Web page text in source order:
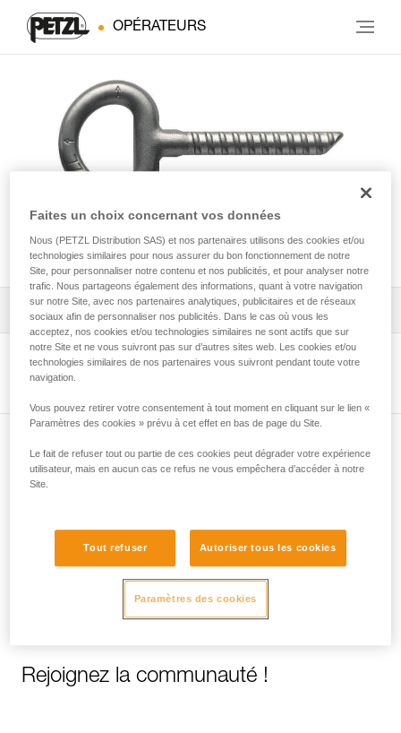
OPÉRATEURS
COLLINOX
Télécharger la notice technique (PDF)
Technical Notice
Voir la page produit
Abonnez-vous à la newsletter
et restez connecté à notre actualité
Rejoignez la communauté !
Faites un choix concernant vos données
Nous (PETZL Distribution SAS) et nos partenaires utilisons des cookies et/ou
technologies similaires pour nous assurer du bon fonctionnement de notre
Site, pour personnaliser notre contenu et nos publicités, et pour analyser notre
trafic. Nous partageons également des informations, quant à votre navigation
sur notre Site, avec nos partenaires analytiques, publicitaires et de réseaux
sociaux afin de personnaliser nos publicités. Dans le cas où vous les
acceptez, nos cookies et/ou technologies similaires ne sont actifs que sur
notre Site et ne vous suivront pas sur d’autres sites web. Les cookies et/ou
technologies similaires de nos partenaires vous suivront pendant toute votre
navigation.
Vous pouvez retirer votre consentement à tout moment en cliquant sur le lien «
Paramètres des cookies » prévu à cet effet en bas de page du Site.
Le fait de refuser tout ou partie de ces cookies peut dégrader votre expérience
utilisateur, mais en aucun cas ce refus ne vous empêchera d’accéder à notre
Site.
Tout refuser Autoriser tous les cookies
Paramètres des cookies